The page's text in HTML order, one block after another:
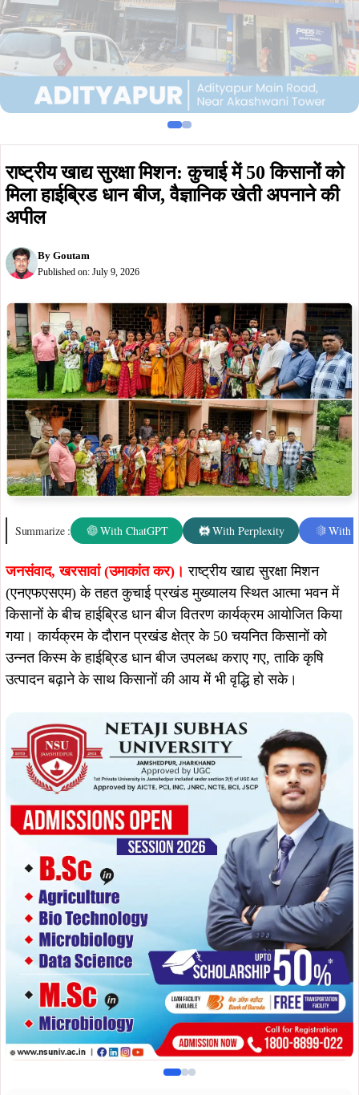
राष्ट्रीय खाद्य सुरक्षा मिशन: कुचाई में 50 किसानों को
मिला हाईब्रिड धान बीज, वैज्ञानिक खेती अपनाने की
अपील
By Goutam
Published on: July 9, 2026
Summarize : With ChatGPT With Perplexity With
जनसंवाद,खरसावां (उमाकांत कर)। राष्ट्रीय खाद्य सुरक्षा मिशन
(एनएफएसएम) के तहत कुचाई प्रखंड मुख्यालय स्थित आत्मा भवन में
किसानों के बीच हाईब्रिड धान बीज वितरण कार्यक्रम आयोजित किया
गया। कार्यक्रम के दौरान प्रखंड क्षेत्र के 50 चयनित किसानों को
उन्नत किस्म के हाईब्रिड धान बीज उपलब्ध कराए गए, ताकि कृषि
उत्पादन बढ़ाने के साथ किसानों की आय में भी वृद्धि हो सके।